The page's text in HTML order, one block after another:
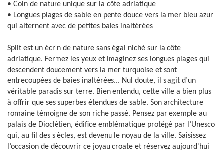
• Coin de nature unique sur la côte adriatique
• Longues plages de sable en pente douce vers la mer bleu azur
qui alternent avec de petites baies inaltérées
Split est un écrin de nature sans égal niché sur la côte
adriatique. Fermez les yeux et imaginez ses longues plages qui
descendent doucement vers la mer turquoise et sont
entrecoupées de baies inaltérées... Nul doute, il s’agit d’un
véritable paradis sur terre. Bien entendu, cette ville a bien plus
à offrir que ses superbes étendues de sable. Son architecture
romaine témoigne de son riche passé. Pensez par exemple au
palais de Dioclétien, édifice emblématique protégé par l’Unesco
qui, au fil des siècles, est devenu le noyau de la ville. Saisissez
l’occasion de découvrir ce joyau croate et réservez aujourd'hui